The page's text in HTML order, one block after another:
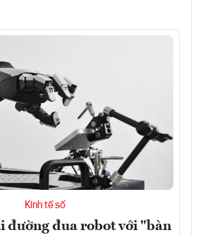
Kinh tế số
đường đua robot với "bàn